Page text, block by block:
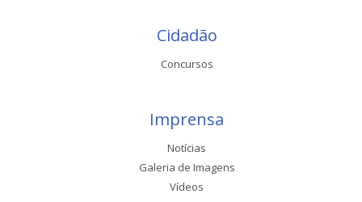
Cidadão
Concursos
Imprensa
Notícias
Galeria de Imagens
Vídeos